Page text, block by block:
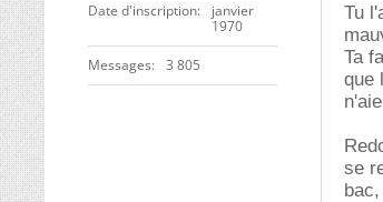
Date d'inscription
janvier
1970
Messages 3 805
Tu
Ta
que
se